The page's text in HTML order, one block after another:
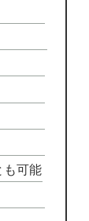
も可能